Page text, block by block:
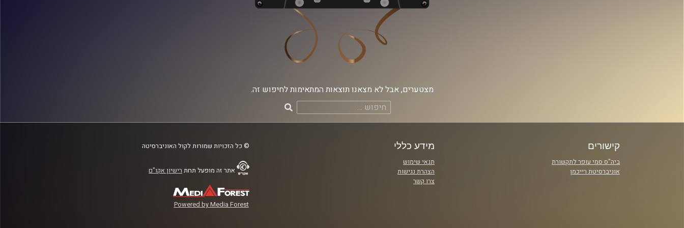
מצטערים, אבל לא מצאנו תוצאות המתאימות לחיפוש זה.
חיפוש:
קישורים
ביה"ס סמי עופר לתקשורת
אוניברסיטת רייכמן
מידע כללי
תנאי שימוש
הצהרת נגישות
צרו קשר
© כל הזכויות שמורות לקול האוניברסיטה
אתר זה מופעל תחת רישיון אקו"ם
Powered by Media Forest